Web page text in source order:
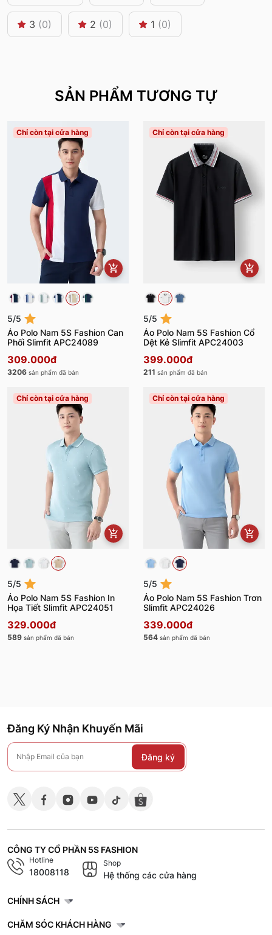
3 (0) 2 (0) 1 (0)
SẢN PHẨM TƯƠNG TỰ
Chỉ còn tại cửa hàng
5/5
Áo Polo Nam 5S Fashion Can
Phối Slimfit APC24089
309.000đ
3206 sản phẩm đã bán
Chỉ còn tại cửa hàng
5/5
Áo Polo Nam 5S Fashion Cổ
Dệt Kẻ Slimfit APC24003
399.000đ
211 sản phẩm đã bán
Chỉ còn tại cửa hàng
5/5
Áo Polo Nam 5S Fashion In
Họa Tiết Slimfit APC24051
329.000đ
589 sản phẩm đã bán
Chỉ còn tại cửa hàng
5/5
Áo Polo Nam 5S Fashion Trơn
Slimfit APC24026
339.000đ
564 sản phẩm đã bán
Đăng Ký Nhận Khuyến Mãi
Đăng ký
CÔNG TY CỔ PHẦN 5S FASHION
Hotline
18008118
Shop
Hệ thống các cửa hàng
CHÍNH SÁCH
CHĂM SÓC KHÁCH HÀNG